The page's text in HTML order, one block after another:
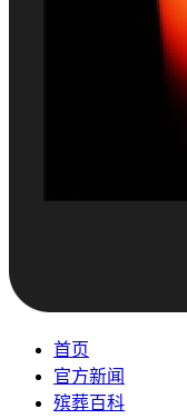
首页
官方新闻
殡葬百科